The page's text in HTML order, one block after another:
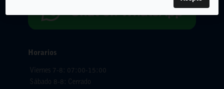
Horarios
Viernes 7-8: 07:00-15:00
Sábado 8-8: Cerrado